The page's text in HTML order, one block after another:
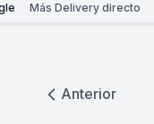
Más Delivery directo
Anterior